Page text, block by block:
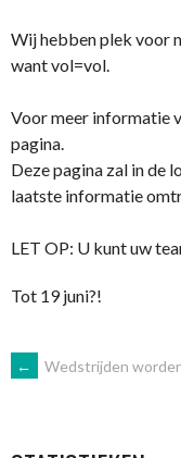
Wij hebben plek voor
want vol=vol.
Voor meer informatie
pagina.
Deze pagina zal in de
laatste informatie
LET OP: U kunt uw
Tot 19 juni?!
← Wedstrijden